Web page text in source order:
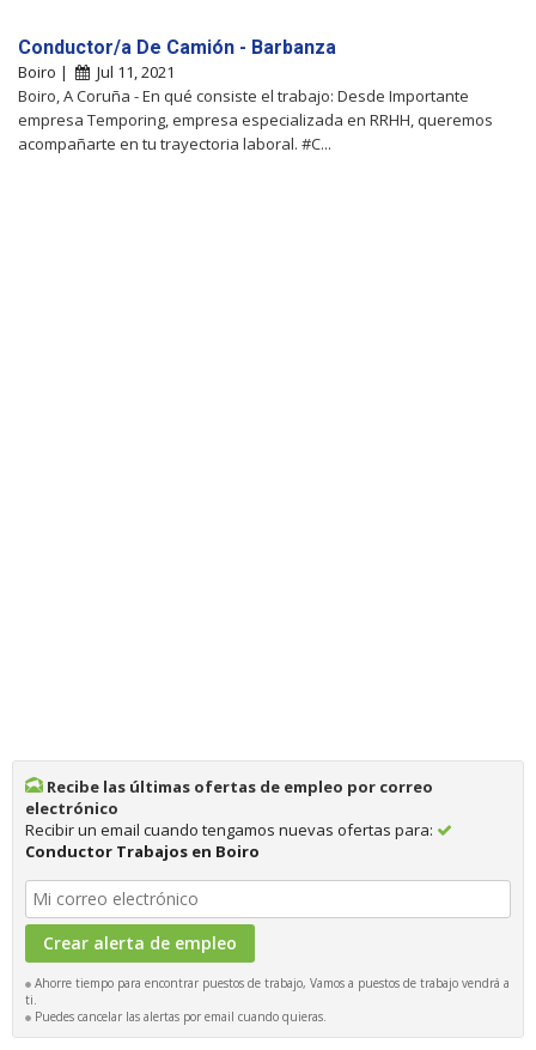
Conductor/a De Camión - Barbanza
Boiro |
Jul 11, 2021
Boiro, A Coruña - En qué consiste el trabajo: Desde Importante
empresa Temporing, empresa especializada en RRHH, queremos
acompañarte en tu trayectoria laboral. #C...
Recibe las últimas ofertas de empleo por correo
electrónico
Recibir un email cuando tengamos nuevas ofertas para:
Conductor Trabajos en Boiro
Ahorre tiempo para encontrar puestos de trabajo, Vamos a puestos de trabajo vendrá a
ti.
Puedes cancelar las alertas por email cuando quieras.